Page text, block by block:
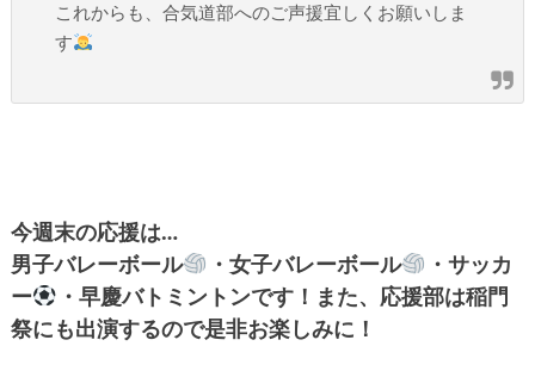
これからも、合気道部へのご声援宜しくお願いしま
す
今週末の応援は…
男子バレーボール
・女子バレーボール
・サッカ
ー
・早慶バトミントンです！また、応援部は稲門
祭にも出演するので是非お楽しみに！